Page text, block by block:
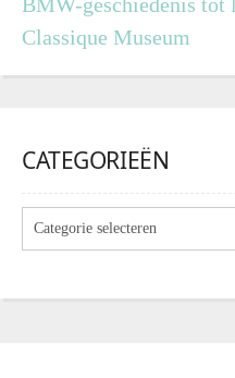
Classique Museum
CATEGORIEËN